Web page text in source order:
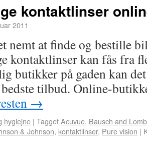
kontaktlinser
2011
nemt at finde og bestille
kontaktlinser kan fås fra
butikker på gaden kan
tilbud. Online-
→
hygiejne | TaggetAcuvue, Bausch and Lomb
& Johnson, kontaktlinser, Pure vision |